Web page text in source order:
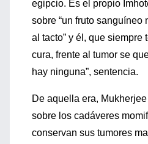
egipcio. Es el propio
sobre “un fruto sanguíneo
al tacto” y él, que siempre
cura, frente al tumor se
hay ninguna”, sentencia.
De aquella era,
sobre los cadáveres
conservan sus tumores